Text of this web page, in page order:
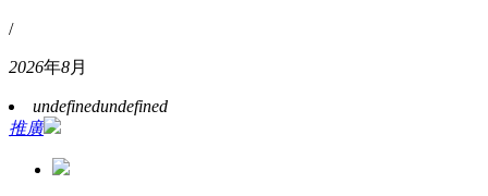
/
2026年8月
undefinedundefined
推廣